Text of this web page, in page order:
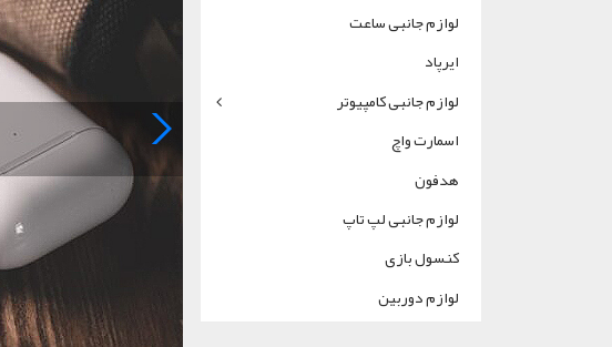
لوازم جانبی ساعت
ایرپاد
لوازم جانبی کامپیوتر
اسمارت واچ
هدفون
لوازم جانبی لپ تاپ
کنسول بازی
لوازم دوربین
جانبی موبایل | کرمان